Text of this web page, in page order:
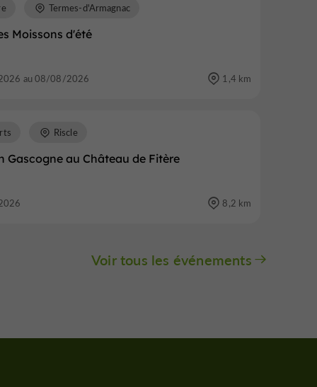
Moissons d'été
Termes-d'Armagnac
au 08/08/2026 1,4 km
Gascogne au Château de Fitère
Riscle
8,2 km
Voir tous les événements